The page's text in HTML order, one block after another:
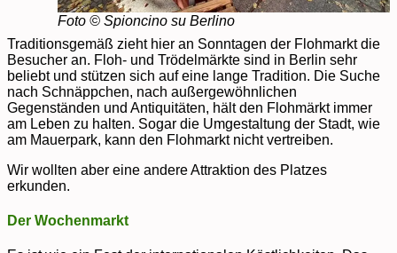
Foto © Spioncino su Berlino
Traditionsgemäß zieht hier an Sonntagen der Flohmarkt die
Besucher an. Floh- und Trödelmärkte sind in Berlin sehr
beliebt und stützen sich auf eine lange Tradition. Die Suche
nach Schnäppchen, nach außergewöhnlichen
Gegenständen und Antiquitäten, hält den Flohmärkt immer
am Leben zu halten. Sogar die Umgestaltung der Stadt, wie
am Mauerpark, kann den Flohmarkt nicht vertreiben.
Wir wollten aber eine andere Attraktion des Platzes
erkunden.
Der Wochenmarkt